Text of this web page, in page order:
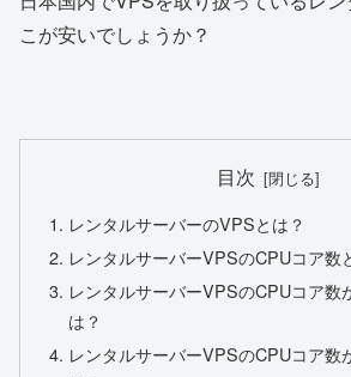
こが安いでしょうか？
目次
レンタルサーバーのVPSとは？
レンタルサーバーVPSのCPUコア数
レンタルサーバーVPSのCPUコア数
は？
レンタルサーバーVPSのCPUコア数